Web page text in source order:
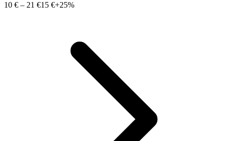
10 € – 21 €15 €+25%